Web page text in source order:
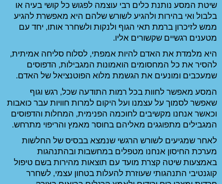
שיטת המסע נותנת כלים רבי עוצמה לפגוש כל קושי בעיה או
בלבול ואי בהירות ולהגיע לשורש שלהם היא מאפשרת להגיע
היא מלמדת את האדם להיות אמפתי, לסלוח סליחה אמיתית,
להסיר את כל המחסומים הואמונות המגבילות, הדפוסים
מלוא הפוטנציאל של האדם.
המסע מאפשר לחוות בכל רמות התודעה שכל, רגש וגוף
שאפשר לסמוך על עצמנו ועל היקום למרות חוויות עבר כואבות
וכאשר אנחנו מקשיבים לחוכמה הפנימית, המחלות והדפוסים
בחוסר מאמץ והריפוי מתרחש.
לאחר שמגיעים לשורש הרגשי שנמצא בבסיס של החלשות
מערכת החיסון אנחנו מטפלים במחשבות ובהתנהגות
באמצעות שיטה קצרת מועד עם תוצאות מהירות בשם טיפול
קוגנטיבי התנהגותי שעוזרת להעלות בטחון עצמי, לשחרר